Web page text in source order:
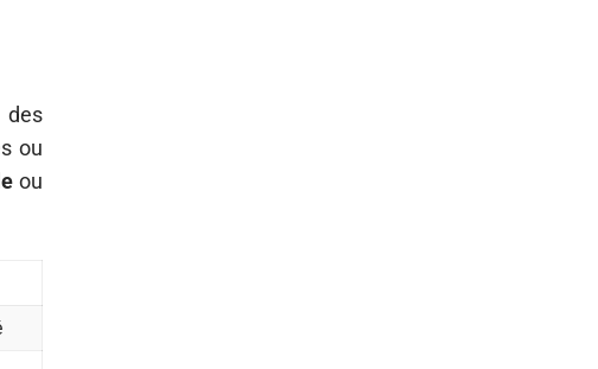
des
ou
ou